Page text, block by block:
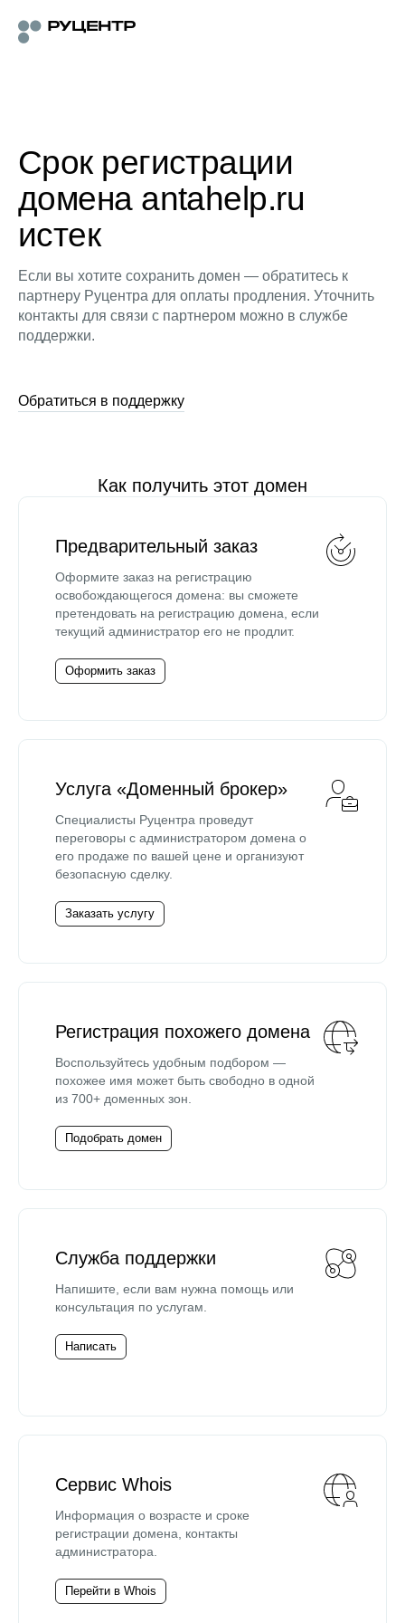
Срок регистрации
домена antahelp.ru
истек
Если вы хотите сохранить домен — обратитесь к
партнеру Руцентра для оплаты продления. Уточнить
контакты для связи с партнером можно в службе
поддержки.
Обратиться в поддержку
Как получить этот домен
Предварительный заказ
Оформите заказ на регистрацию
освобождающегося домена: вы сможете
претендовать на регистрацию домена, если
текущий администратор его не продлит.
Оформить заказ
Услуга «Доменный брокер»
Специалисты Руцентра проведут
переговоры с администратором домена о
его продаже по вашей цене и организуют
безопасную сделку.
Заказать услугу
Регистрация похожего домена
Воспользуйтесь удобным подбором —
похожее имя может быть свободно в одной
из 700+ доменных зон.
Подобрать домен
Служба поддержки
Напишите, если вам нужна помощь или
консультация по услугам.
Написать
Сервис Whois
Информация о возрасте и сроке
регистрации домена, контакты
администратора.
Перейти в Whois